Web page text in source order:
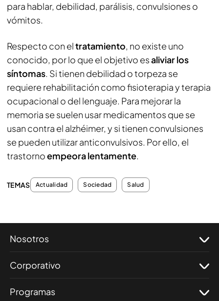
para hablar, debilidad, parálisis, convulsiones o
vómitos.
Respecto con eltratamiento, no existe uno
conocido, por lo que el objetivo esaliviar los
síntomas. Si tienen debilidad o torpeza se
requiere rehabilitación como fisioterapia y terapia
ocupacional o del lenguaje. Para mejorar la
memoria se suelen usar medicamentos que se
usan contra el alzhéimer, y si tienen convulsiones
se pueden utilizar anticonvulsivos. Por ello, el
trastornoempeora lentamente.
TEMAS Actualidad Sociedad Salud
Nosotros
Corporativo
Programas